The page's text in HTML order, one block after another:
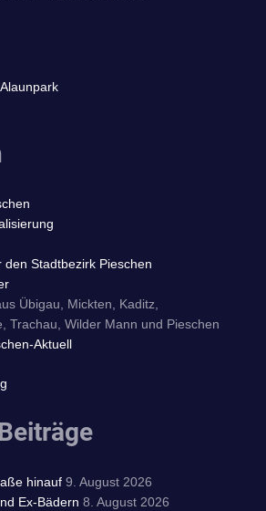
den Stadtbezirk Pieschen
Übigau, Mickten, Kaditz,
Trachau, Wilder Mann und Pieschen
Aktuell
hinauf 9. August 2026
Ex-Bädern 8. August 2026